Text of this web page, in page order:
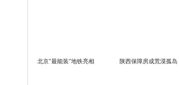
北京"最能装"地铁亮相 陕西保障房成荒漠孤岛